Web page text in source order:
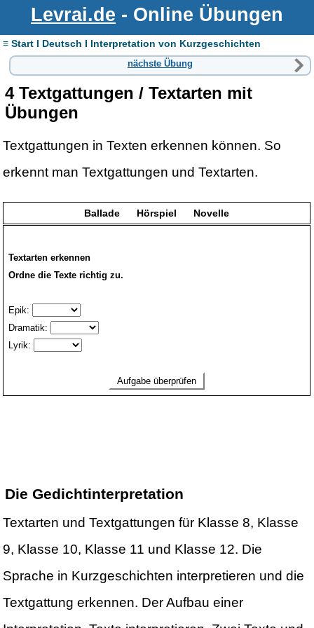
Levrai.de - Online Übungen
≡ Start I Deutsch I Interpretation von Kurzgeschichten
nächste Übung
4 Textgattungen / Textarten mit
Übungen
Textgattungen in Texten erkennen können. So
erkennt man Textgattungen und Textarten.
Die Gedichtinterpretation
Textarten und Textgattungen für Klasse 8, Klasse
9, Klasse 10, Klasse 11 und Klasse 12. Die
Sprache in Kurzgeschichten interpretieren und die
Textgattung erkennen. Der Aufbau einer